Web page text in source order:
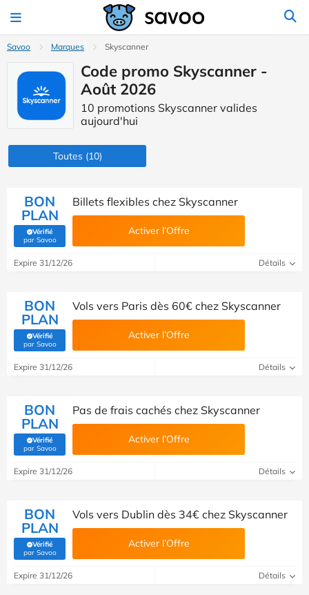
Savoo Marques Skyscanner
Code promo Skyscanner -
Août 2026
10 promotions Skyscanner valides
aujourd'hui
Toutes(10)
BON
PLAN
Vérifié
par Savoo(Vérifié par Savoo)
Billets flexibles chez Skyscanner
Activer l’Offre
Expire 31/12/26 Détails
BON
PLAN
Vérifié
par Savoo(Vérifié par Savoo)
Vols vers Paris dès 60€ chez Skyscanner
Activer l’Offre
Expire 31/12/26 Détails
BON
PLAN
Vérifié
par Savoo(Vérifié par Savoo)
Pas de frais cachés chez Skyscanner
Activer l’Offre
Expire 31/12/26 Détails
BON
PLAN
Vérifié
par Savoo(Vérifié par Savoo)
Vols vers Dublin dès 34€ chez Skyscanner
Activer l’Offre
Expire 31/12/26 Détails